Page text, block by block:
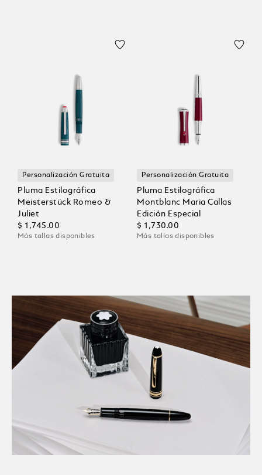
Personalización Gratuita
Pluma Estilográfica
Meisterstück Romeo &
Juliet
$ 1,745.00
Más tallas disponibles
Personalización Gratuita
Pluma Estilográfica
Montblanc Maria Callas
Edición Especial
$ 1,730.00
Más tallas disponibles